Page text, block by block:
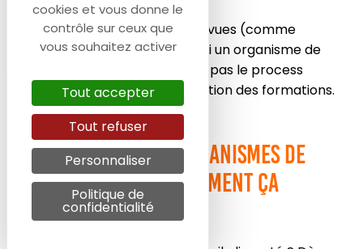
Des sanctions sont prévues (comme
indiqué dans les CGU) si un organisme de
formation ne respecte pas le process
d’inscription et d’exécution des formations.
Le CPF et les organismes de
formation : comment ça
marche ?
cookies et vous donne le
contrôle sur ceux que
vous souhaitez activer
Tout accepter
Tout refuser
Personnaliser
Politique de
confidentialité